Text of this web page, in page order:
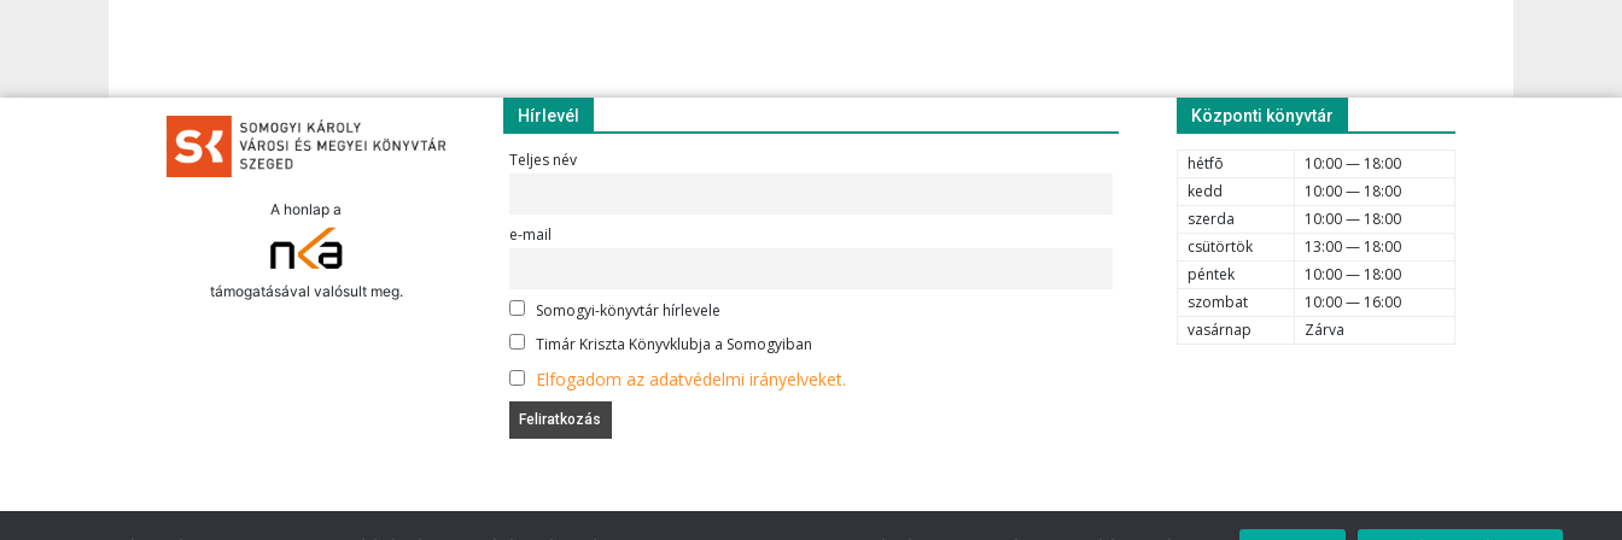
A honlap a
támogatásával valósult meg.
Hírlevél
Teljes név
e-mail
Somogyi-könyvtár hírlevele
Timár Kriszta Könyvklubja a Somogyiban
Elfogadom az adatvédelmi irányelveket.
Központi könyvtár
hétfõ
10:00 — 18:00
kedd
10:00 — 18:00
szerda
10:00 — 18:00
csütörtök
13:00 — 18:00
péntek
10:00 — 18:00
szombat
10:00 — 16:00
vasárnap
Zárva